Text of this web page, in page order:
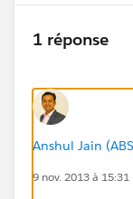
5. Checking
Ok
6.
1 réponse
Anshul Jain
9 nov. 2013 à 15:31